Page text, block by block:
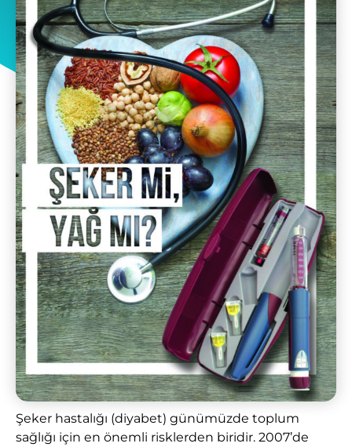
Şeker hastalığı (diyabet) günümüzde toplum
sağlığı için en önemli risklerden biridir. 2007’de